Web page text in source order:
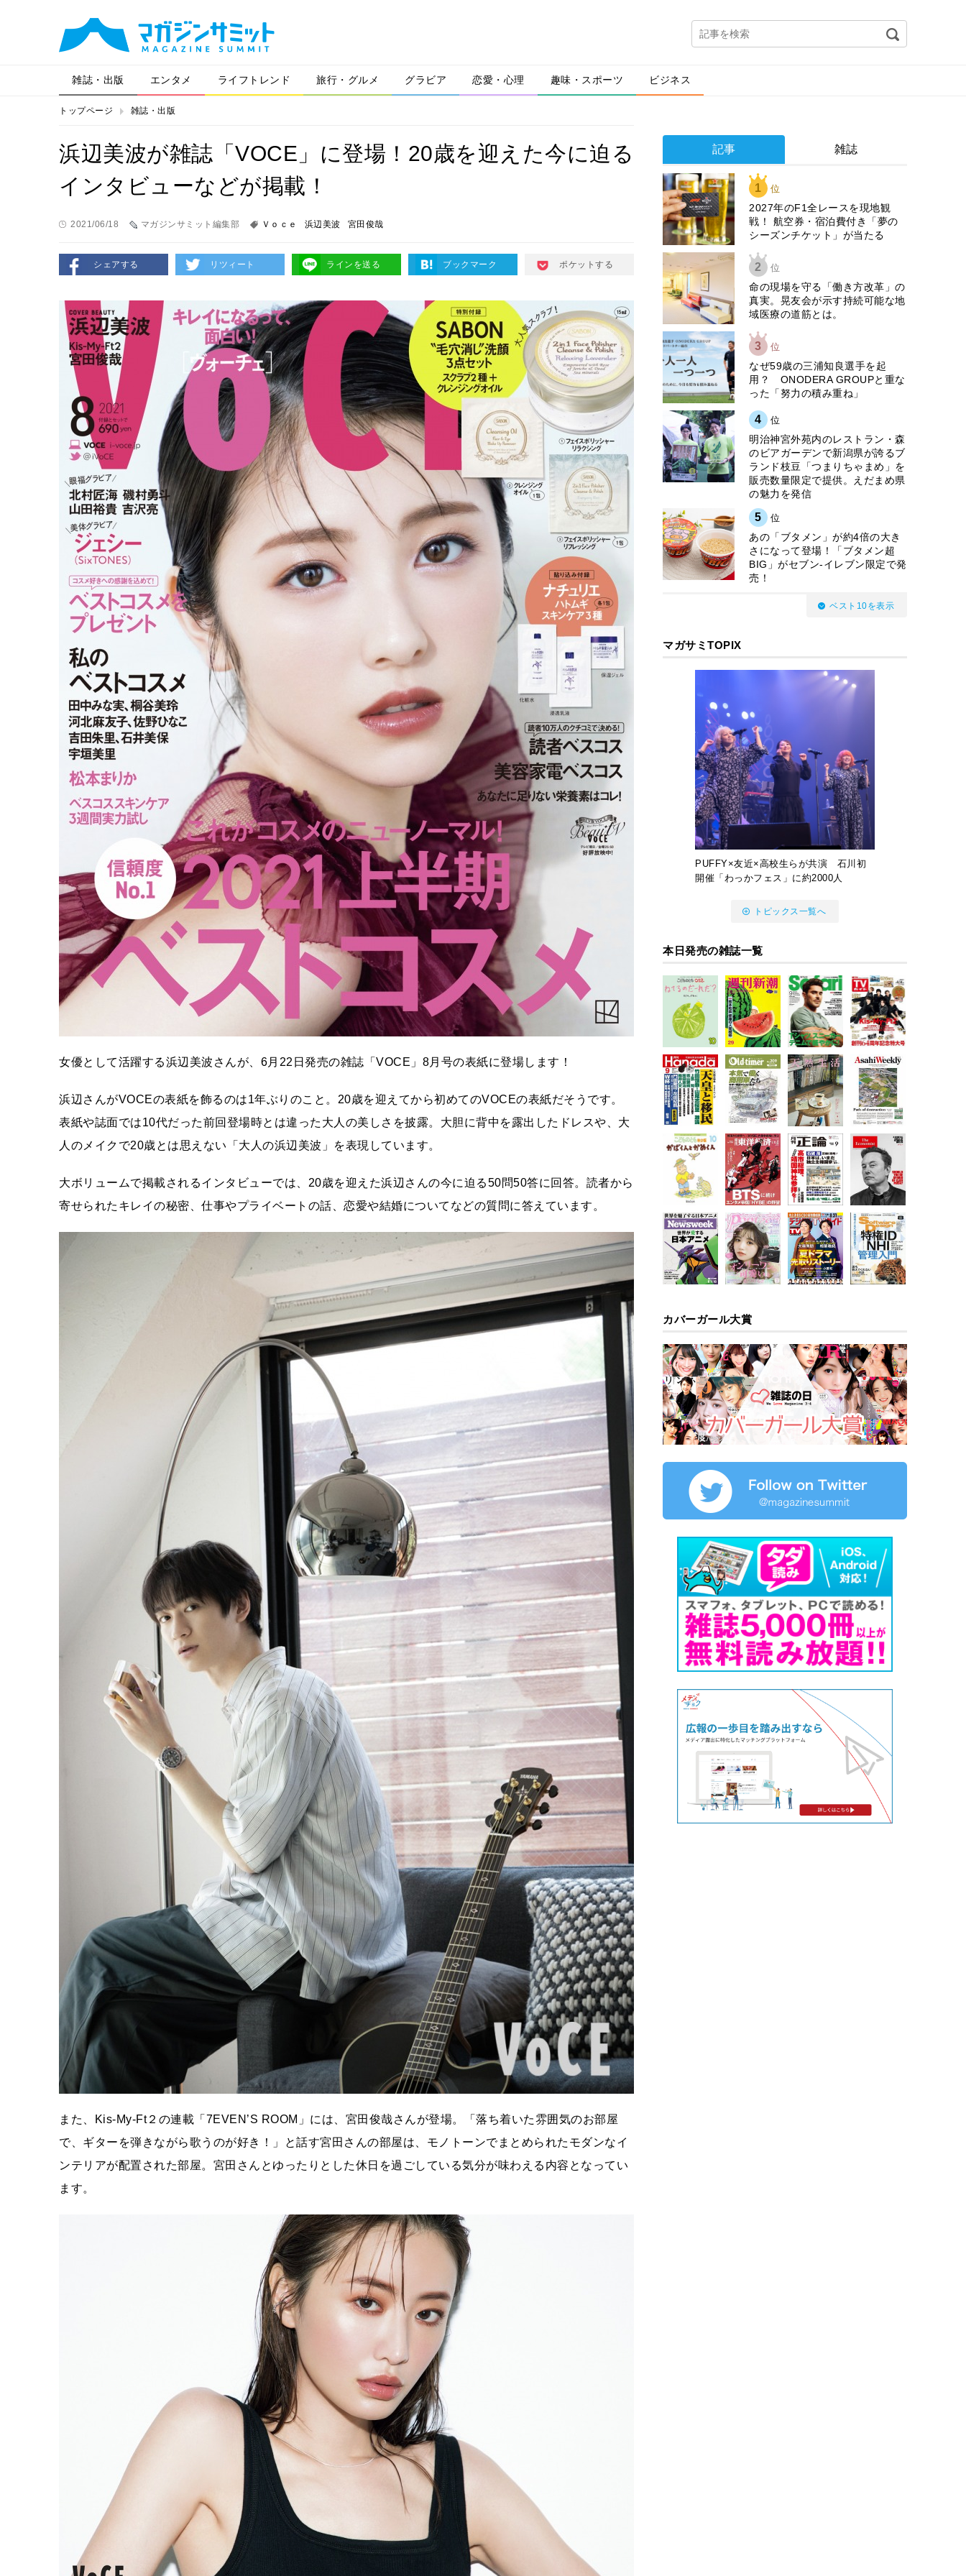
雑誌・出版 エンタメ ライフトレンド 旅行・グルメ グラビア 恋愛・心理 趣味・スポーツ ビジネス
トップページ 雑誌・出版
浜辺美波が雑誌「VOCE」に登場！20歳を迎えた今に迫る
インタビューなどが掲載！
2021/06/18 マガジンサミット編集部 Ｖｏｃｅ 浜辺美波 宮田俊哉
シェアする リツィート ラインを送る ブックマーク ポケットする
女優として活躍する浜辺美波さんが、6月22日発売の雑誌「VOCE」8月号の表紙に登場します！
浜辺さんがVOCEの表紙を飾るのは1年ぶりのこと。20歳を迎えてから初めてのVOCEの表紙だそうです。
表紙や誌面では10代だった前回登場時とは違った大人の美しさを披露。大胆に背中を露出したドレスや、大
人のメイクで20歳とは思えない「大人の浜辺美波」を表現しています。
大ボリュームで掲載されるインタビューでは、20歳を迎えた浜辺さんの今に迫る50問50答に回答。読者から
寄せられたキレイの秘密、仕事やプライベートの話、恋愛や結婚についてなどの質問に答えています。
また、Kis-My-Ft２の連載「7EVEN’S ROOM」には、宮田俊哉さんが登場。「落ち着いた雰囲気のお部屋
で、ギターを弾きながら歌うのが好き！」と話す宮田さんの部屋は、モノトーンでまとめられたモダンなイ
ンテリアが配置された部屋。宮田さんとゆったりとした休日を過ごしている気分が味わえる内容となってい
ます。
記事 雑誌
1 位
2027年のF1全レースを現地観
戦！ 航空券・宿泊費付き「夢の
シーズンチケット」が当たる
2 位
​命の現場を守る「働き方改革」の
真実。晃友会が示す持続可能な地
域医療の道筋とは。
3 位
なぜ59歳の三浦知良選手を起
用？ ONODERA GROUPと重な
った「努力の積み重ね」
4 位
明治神宮外苑内のレストラン・森
のビアガーデンで新潟県が誇るブ
ランド枝豆「つまりちゃまめ」を
販売数量限定で提供。えだまめ県
の魅力を発信
5 位
あの「ブタメン」が約4倍の大き
さになって登場！「ブタメン超
BIG」がセブン‐イレブン限定で発
売！
ベスト10を表示
マガサミTOPIX
PUFFY×友近×高校生らが共演 石川初
開催「わっかフェス」に約2000人
トピックス一覧へ
本日発売の雑誌一覧
カバーガール大賞